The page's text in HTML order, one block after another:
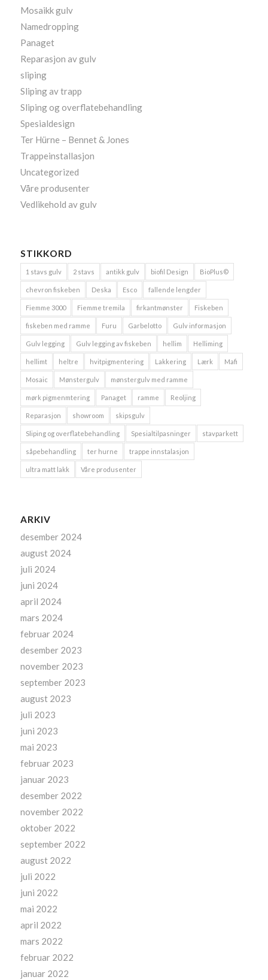
Mosaikk gulv
Namedropping
Panaget
Reparasjon av gulv
sliping
Sliping av trapp
Sliping og overflatebehandling
Spesialdesign
Ter Hürne – Bennet & Jones
Trappeinstallasjon
Uncategorized
Våre produsenter
Vedlikehold av gulv
STIKKORD
1 stavs gulv 2 stavs antikk gulv biofil Design BioPlus©
chevron fiskeben Deska Esco fallende lengder
Fiemme 3000 Fiemme tremila firkantmønster Fiskeben
fiskeben med ramme Furu Garbelotto Gulv informasjon
Gulv legging Gulv legging av fiskeben hellim Helliming
hellimt heltre hvitpigmentering Lakkering Lærk Mafi
Mosaic Mønstergulv mønstergulv med ramme
mørk pigmenmtering Panaget ramme Reoljing
Reparasjon showroom skipsgulv
Sliping og overflatebehandling Spesialtilpasninger stavparkett
såpebehandling ter hurne trappe innstalasjon
ultra matt lakk Våre produsenter
ARKIV
desember 2024
august 2024
juli 2024
juni 2024
april 2024
mars 2024
februar 2024
desember 2023
november 2023
september 2023
august 2023
juli 2023
juni 2023
mai 2023
februar 2023
januar 2023
desember 2022
november 2022
oktober 2022
september 2022
august 2022
juli 2022
juni 2022
mai 2022
april 2022
mars 2022
februar 2022
januar 2022